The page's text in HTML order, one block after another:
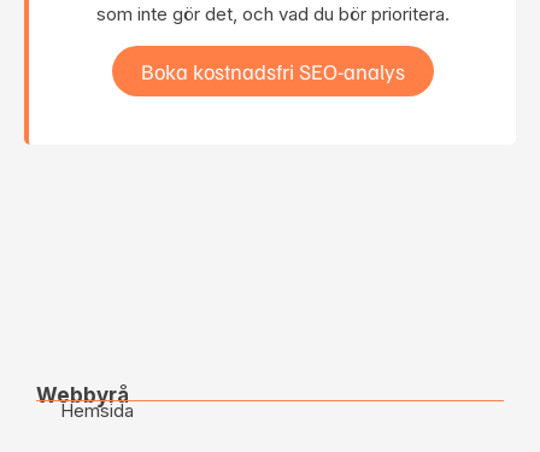
som inte gör det, och vad du bör prioritera.
Boka kostnadsfri SEO-analys
Webbyrå
Hemsida